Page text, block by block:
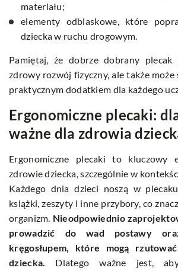
materiału;
elementy odblaskowe, które
dziecka w ruchu drogowym.
Pamiętaj, że dobrze dobrany
zdrowy rozwój fizyczny, ale także
praktycznym dodatkiem dla każdego
Ergonomiczne plecaki:
ważne dla zdrowia
Ergonomiczne plecaki to kluczowy
zdrowie dziecka, szczególnie w
Każdego dnia dzieci noszą w
książki, zeszyty i inne przybory, co
organizm. Nieodpowiednio
prowadzić do wad postawy
kręgosłupem, które mogą
dziecka. Dlatego ważne jest,